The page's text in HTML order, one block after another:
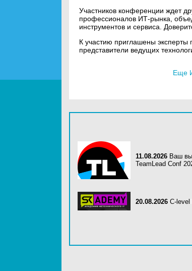
Участников конференции ждет
профессионалов ИТ-рынка,
инструментов и сервиса.
К участию приглашены
представители ведущих
Еще
11.08.2026 Ваш
TeamLead Conf
20.08.2026 C-level